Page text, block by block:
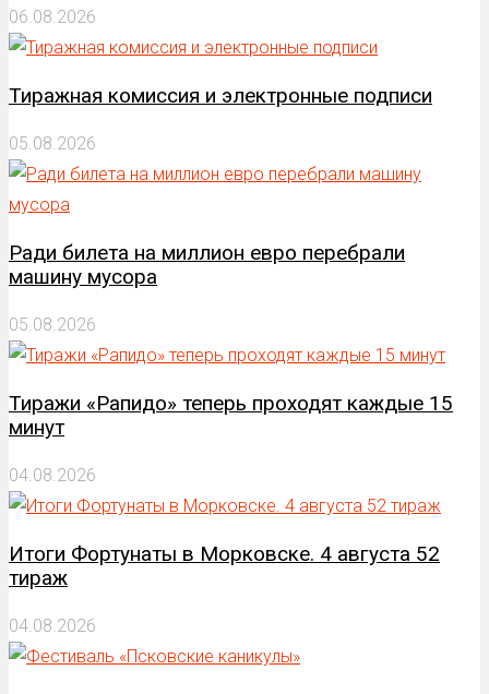
06.08.2026
Тиражная комиссия и электронные подписи
05.08.2026
Ради билета на миллион евро перебрали
машину мусора
05.08.2026
Тиражи «Рапидо» теперь проходят каждые 15
минут
04.08.2026
Итоги Фортунаты в Морковске. 4 августа 52
тираж
04.08.2026